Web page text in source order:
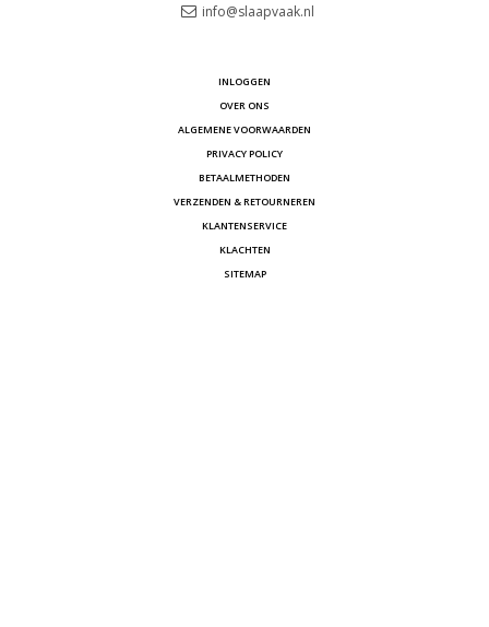
info@slaapvaak.nl
INLOGGEN
OVER ONS
ALGEMENE VOORWAARDEN
PRIVACY POLICY
BETAALMETHODEN
VERZENDEN & RETOURNEREN
KLANTENSERVICE
KLACHTEN
SITEMAP